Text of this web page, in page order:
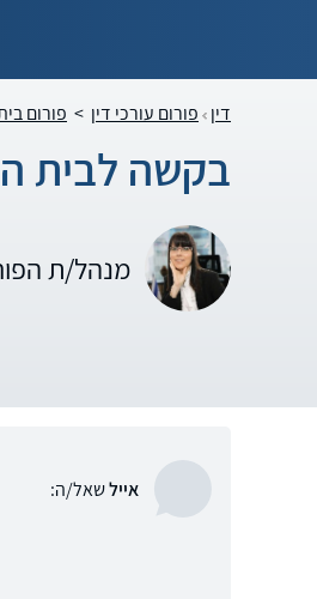
דין פורום עורכי דין > פורום
בקשה לבית
מנהל/ת
איילשאל/ה: